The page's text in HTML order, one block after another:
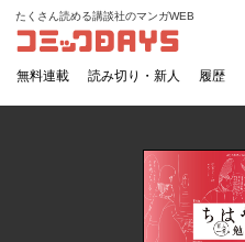
コミックDAYS
たくさん読める講談社のマンガWEB
無料連載 読み切り・新人 履歴